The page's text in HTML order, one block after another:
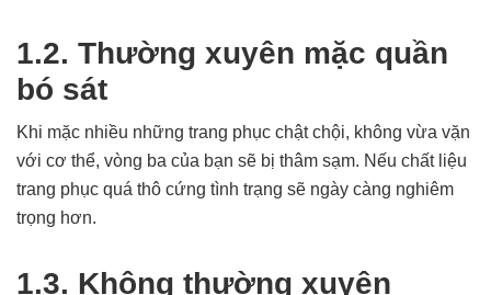
1.2. Thường xuyên mặc quần
bó sát
Khi mặc nhiều những trang phục chật chội, không vừa vặn
với cơ thể, vòng ba của bạn sẽ bị thâm sạm. Nếu chất liệu
trang phục quá thô cứng tình trạng sẽ ngày càng nghiêm
trọng hơn.
1.3. Không thường xuyên